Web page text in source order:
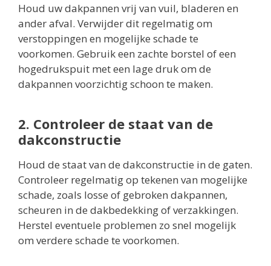
Houd uw dakpannen vrij van vuil, bladeren en
ander afval. Verwijder dit regelmatig om
verstoppingen en mogelijke schade te
voorkomen. Gebruik een zachte borstel of een
hogedrukspuit met een lage druk om de
dakpannen voorzichtig schoon te maken.
2. Controleer de staat van de
dakconstructie
Houd de staat van de dakconstructie in de gaten.
Controleer regelmatig op tekenen van mogelijke
schade, zoals losse of gebroken dakpannen,
scheuren in de dakbedekking of verzakkingen.
Herstel eventuele problemen zo snel mogelijk
om verdere schade te voorkomen.